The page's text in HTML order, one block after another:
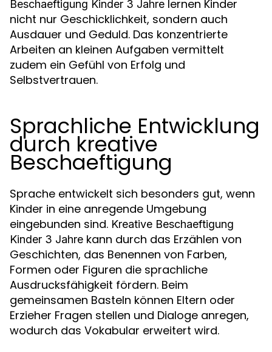
Beschaeftigung Kinder 3 Jahre lernen Kinder
nicht nur Geschicklichkeit, sondern auch
Ausdauer und Geduld. Das konzentrierte
Arbeiten an kleinen Aufgaben vermittelt
zudem ein Gefühl von Erfolg und
Selbstvertrauen.
Sprachliche Entwicklung
durch kreative
Beschaeftigung
Sprache entwickelt sich besonders gut, wenn
Kinder in eine anregende Umgebung
eingebunden sind. Kreative Beschaeftigung
Kinder 3 Jahre kann durch das Erzählen von
Geschichten, das Benennen von Farben,
Formen oder Figuren die sprachliche
Ausdrucksfähigkeit fördern. Beim
gemeinsamen Basteln können Eltern oder
Erzieher Fragen stellen und Dialoge anregen,
wodurch das Vokabular erweitert wird.